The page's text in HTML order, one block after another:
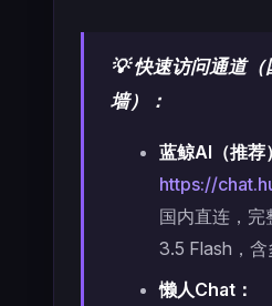
💡 快速访问通道（
墙）：
蓝鲸AI（推荐
https://
国内直连，完
3.5 Flash，
懒人Chat：